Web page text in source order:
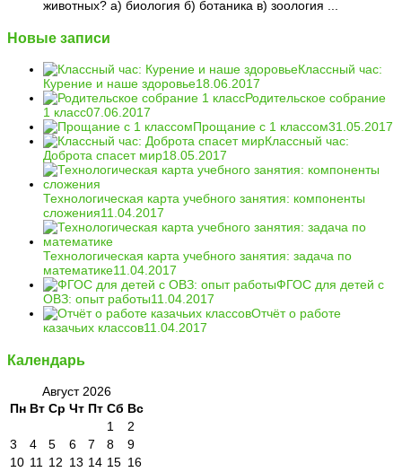
животных? а) биология б) ботаника в) зоология ...
Новые записи
Классный час:
Курение и наше здоровье18.06.2017
Родительское собрание
1 класс07.06.2017
Прощание с 1 классом31.05.2017
Классный час:
Доброта спасет мир18.05.2017
Технологическая карта учебного занятия: компоненты
сложения11.04.2017
Технологическая карта учебного занятия: задача по
математике11.04.2017
ФГОС для детей с
ОВЗ: опыт работы11.04.2017
Отчёт о работе
казачьих классов11.04.2017
Календарь
Август 2026
Пн Вт Ср Чт Пт Сб Вс
1
2
3
4 5 6 7 8
9
10 11 12 13 14 15 16